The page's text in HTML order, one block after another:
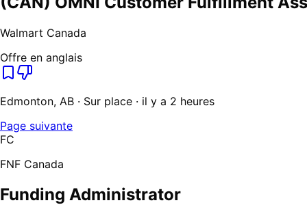
Walmart Canada
Offre en anglais
Edmonton, AB · Sur place · il y a 2 heures
Page suivante
FC
FNF Canada
Funding Administrator